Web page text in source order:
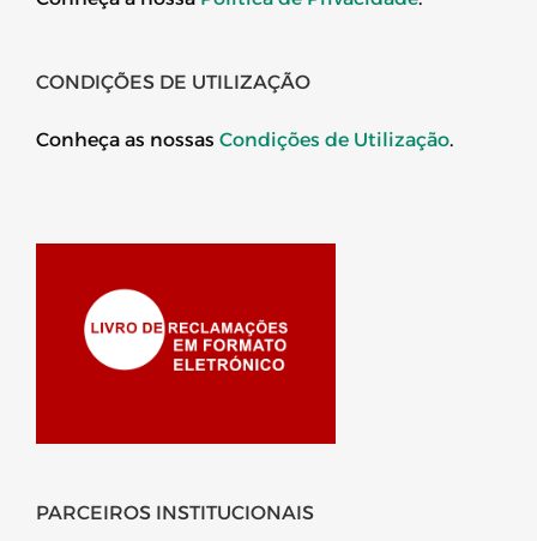
CONDIÇÕES DE UTILIZAÇÃO
Conheça as nossas Condições de Utilização.
PARCEIROS INSTITUCIONAIS